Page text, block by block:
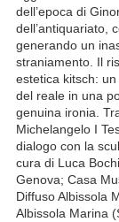
dell’epoca di
dell’antiquariato,
generando un
straniamento. Il
estetica kitsch:
del reale in una
genuina ironia.
Michelangelo I
dialogo con la
cura di Luca
Genova; Casa
Diffuso Albissola
Albissola Marina